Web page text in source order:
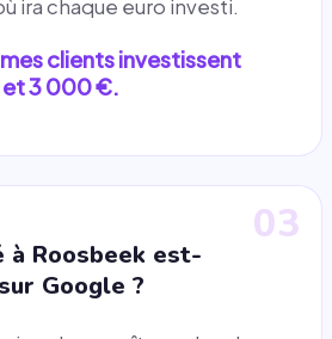
ira chaque euro investi.
clients investissent
et 3 000 €.
03
à Roosbeek est-
Google ?